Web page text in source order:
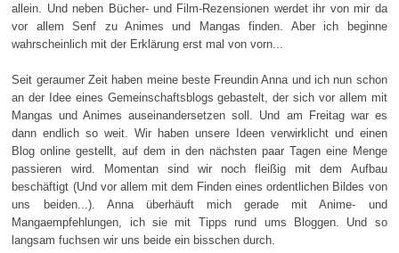
allein. Und neben Bücher- und Film-Rezensionen werdet ihr von mir da
vor allem Senf zu Animes und Mangas finden. Aber ich beginne
wahrscheinlich mit der Erklärung erst mal von vorn...
Seit geraumer Zeit haben meine beste Freundin Anna und ich nun schon
an der Idee eines Gemeinschaftsblogs gebastelt, der sich vor allem mit
Mangas und Animes auseinandersetzen soll. Und am Freitag war es
dann endlich so weit. Wir haben unsere Ideen verwirklicht und einen
Blog online gestellt, auf dem in den nächsten paar Tagen eine Menge
passieren wird. Momentan sind wir noch fleißig mit dem Aufbau
beschäftigt (Und vor allem mit dem Finden eines ordentlichen Bildes von
uns beiden...). Anna überhäuft mich gerade mit Anime- und
Mangaempfehlungen, ich sie mit Tipps rund ums Bloggen. Und so
langsam fuchsen wir uns beide ein bisschen durch.